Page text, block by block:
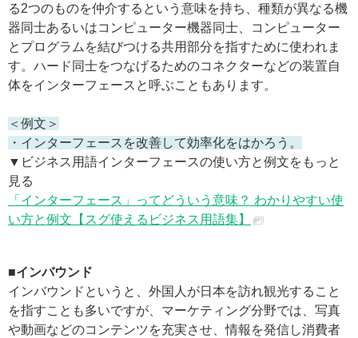
る2つのものを仲介するという意味を持ち、種類が異なる機
器同士あるいはコンピューター機器同士、コンピューター
とプログラムを結びつける共用部分を指すために使われま
す。ハード同士をつなげるためのコネクターなどの装置自
体をインターフェースと呼ぶこともあります。
＜例文＞
・インターフェースを改善して効率化をはかろう。
▼ビジネス用語インターフェースの使い方と例文をもっと
見る
「インターフェース」ってどういう意味？ わかりやすい使
い方と例文【スグ使えるビジネス用語集】
■インバウンド
インバウンドというと、外国人が日本を訪れ観光すること
を指すことも多いですが、マーケティング分野では、写真
や動画などのコンテンツを充実させ、情報を発信し消費者